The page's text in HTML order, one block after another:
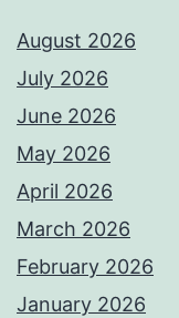
August 2026
July 2026
June 2026
May 2026
April 2026
March 2026
February 2026
January 2026